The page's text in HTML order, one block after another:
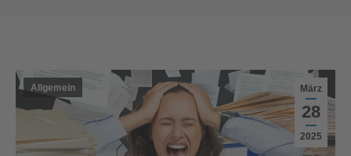
März
28
2025
Allgemein